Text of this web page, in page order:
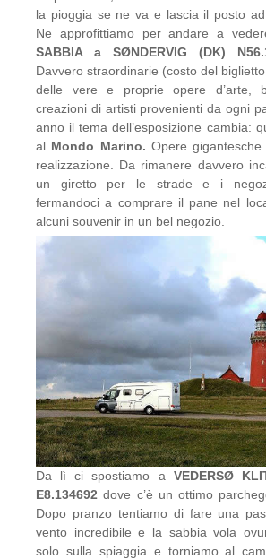
la pioggia se ne va e lascia il posto ad
Ne approfittiamo per andare a
SABBIA a SØNDERVIG (DK)
Davvero straordinarie (costo del
delle vere e proprie opere d’arte,
creazioni di artisti provenienti da ogni
anno il tema dell’esposizione cambia:
al Mondo Marino. Opere
realizzazione. Da rimanere davvero
un giretto per le strade e i
fermandoci a comprare il pane nel
alcuni souvenir in un bel negozio.
Da lì ci spostiamo a VEDERSØ
E8.134692 dove c’è un ottimo
Dopo pranzo tentiamo di fare una
vento incredibile e la sabbia vola
solo sulla spiaggia e torniamo al